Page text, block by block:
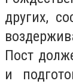
других,
Пост
и